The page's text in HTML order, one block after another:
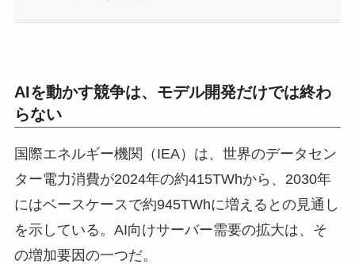
AIを動かす競争は、モデル開発だけでは終わ
らない
国際エネルギー機関（IEA）は、世界のデータセン
ター電力消費が2024年の約415TWhから、2030年
にはベースケースで約945TWhに増えるとの見通し
を示している。AI向けサーバー需要の拡大は、そ
の増加要因の一つだ。